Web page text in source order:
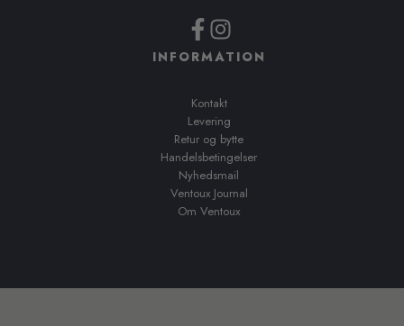
INFORMATION
Kontakt
Levering
Retur og bytte
Handelsbetingelser
Nyhedsmail
Ventoux Journal
Om Ventoux